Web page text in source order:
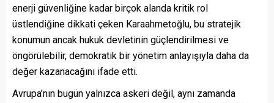
enerji güvenliğine kadar birçok alanda kritik rol
üstlendiğine dikkati çeken Karaahmetoğlu, bu stratejik
konumun ancak hukuk devletinin güçlendirilmesi ve
öngörülebilir, demokratik bir yönetim anlayışıyla daha da
değer kazanacağını ifade etti.
Avrupa’nın bugün yalnızca askeri değil, aynı zamanda